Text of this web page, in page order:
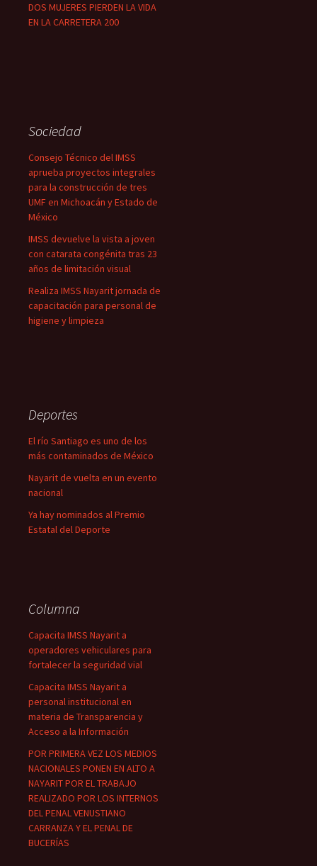
DOS MUJERES PIERDEN LA VIDA
EN LA CARRETERA 200
Sociedad
Consejo Técnico del IMSS
aprueba proyectos integrales
para la construcción de tres
UMF en Michoacán y Estado de
México
IMSS devuelve la vista a joven
con catarata congénita tras 23
años de limitación visual
Realiza IMSS Nayarit jornada de
capacitación para personal de
higiene y limpieza
Deportes
El río Santiago es uno de los
más contaminados de México
Nayarit de vuelta en un evento
nacional
Ya hay nominados al Premio
Estatal del Deporte
Columna
Capacita IMSS Nayarit a
operadores vehiculares para
fortalecer la seguridad vial
Capacita IMSS Nayarit a
personal institucional en
materia de Transparencia y
Acceso a la Información
POR PRIMERA VEZ LOS MEDIOS
NACIONALES PONEN EN ALTO A
NAYARIT POR EL TRABAJO
REALIZADO POR LOS INTERNOS
DEL PENAL VENUSTIANO
CARRANZA Y EL PENAL DE
BUCERÍAS